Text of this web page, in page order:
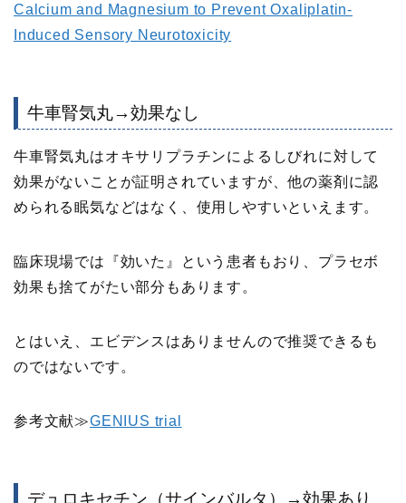
Calcium and Magnesium to Prevent Oxaliplatin-
Induced Sensory Neurotoxicity
牛車腎気丸→効果なし
牛車腎気丸はオキサリプラチンによるしびれに対して
効果がないことが証明されていますが、他の薬剤に認
められる眠気などはなく、使用しやすいといえます。
臨床現場では『効いた』という患者もおり、プラセボ
効果も捨てがたい部分もあります。
とはいえ、エビデンスはありませんので推奨できるも
のではないです。
参考文献≫GENIUS trial